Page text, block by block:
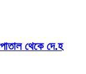
থেকে দে.হ